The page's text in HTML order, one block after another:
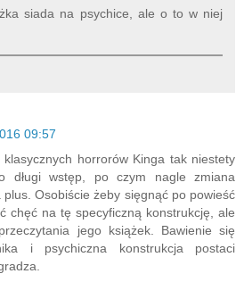
siada na psychice, ale o to w niej
09:57
horrorów Kinga tak niestety
długi wstęp, po czym nagle zmiana
Osobiście żeby sięgnąć po powieść
chęć na tę specyficzną konstrukcję, ale
jego książek. Bawienie się
i psychiczna konstrukcja postaci